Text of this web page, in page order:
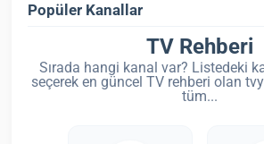
Popüler Kanallar
TV Rehberi
Sırada hangi kanal var? Listedeki
seçerek en güncel TV rehberi olan
tüm...